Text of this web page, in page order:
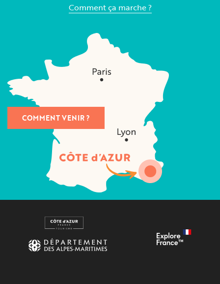
Comment ça marche ?
COMMENT VENIR ?